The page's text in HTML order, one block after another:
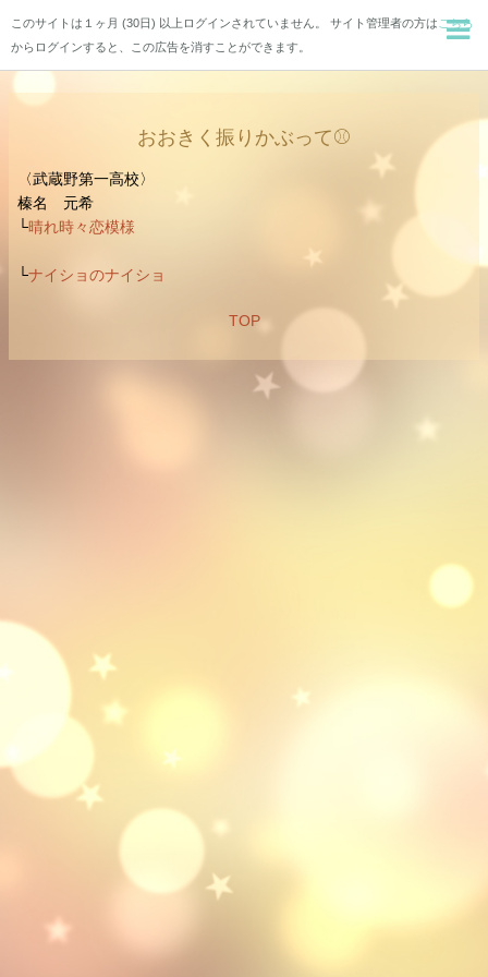
このサイトは１ヶ月 (30日) 以上ログインされていません。 サイト管理者の方は こちら
からログインすると、この広告を消すことができます。
おおきく振りかぶって⚾️
〈武蔵野第一高校〉
榛名 元希
└晴れ時々恋模様
└ナイショのナイショ
TOP